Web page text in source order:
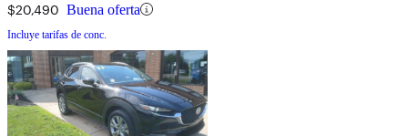
$20,490 Buena oferta
Incluye tarifas de conc.